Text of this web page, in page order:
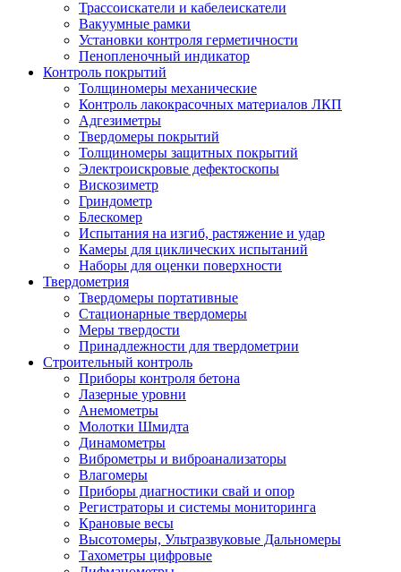
Трассоискатели и кабелеискатели
Вакуумные рамки
Установки контроля герметичности
Пенопленочный индикатор
Контроль покрытий
Толщиномеры механические
Контроль лакокрасочных материалов ЛКП
Адгезиметры
Твердомеры покрытий
Толщиномеры защитных покрытий
Электроискровые дефектоскопы
Вискозиметр
Гриндометр
Блескомер
Испытания на изгиб, растяжение и удар
Камеры для циклических испытаний
Наборы для оценки поверхности
Твердометрия
Твердомеры портативные
Стационарные твердомеры
Меры твердости
Принадлежности для твердометрии
Строительный контроль
Приборы контроля бетона
Лазерные уровни
Анемометры
Молотки Шмидта
Динамометры
Виброметры и виброанализаторы
Влагомеры
Приборы диагностики свай и опор
Регистраторы и системы мониторинга
Крановые весы
Высотомеры, Ультразвуковые Дальномеры
Тахометры цифровые